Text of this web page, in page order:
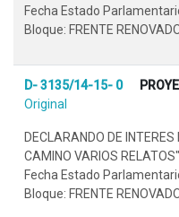
Fecha Estado
Bloque: FRENTE
D- 3135/14-15- 0
Original
DECLARANDO DE
CAMINO VARIOS
Fecha Estado
Bloque: FRENTE